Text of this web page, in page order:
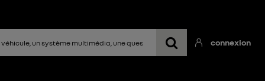
connexion